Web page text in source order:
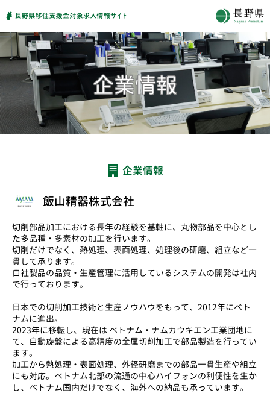
企業情報
飯山精器株式会社
切削部品加工における長年の経験を基軸に、丸物部品を中心とし
た多品種・多素材の加工を行います。
切削だけでなく、熱処理、表面処理、処理後の研磨、組立など一
貫して承ります。
自社製品の品質・生産管理に活用しているシステムの開発は社内
で行っております。
日本での切削加工技術と生産ノウハウをもって、2012年にベト
ナムに進出。
2023年に移転し、現在は ベトナム・ナムカウキエン工業団地に
て、自動旋盤による高精度の金属切削加工で部品製造を行ってい
ます。
加工から熱処理・表面処理、外径研磨までの部品一貫生産や組立
にも対応。ベトナム北部の流通の中心ハイフォンの利便性を生か
し、ベトナム国内だけでなく、海外への納品も承っています。